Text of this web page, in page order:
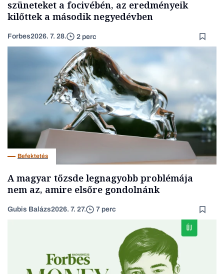
szüneteket a focivébén, az eredményeik
kilőttek a második negyedévben
Forbes2026. 7. 28. 2 perc
Befektetés
A magyar tőzsde legnagyobb problémája
nem az, amire elsőre gondolnánk
Gubis Balázs2026. 7. 27. 7 perc